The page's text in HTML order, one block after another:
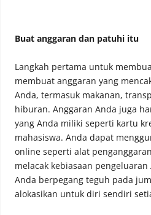
Buat anggaran dan patuhi itu
Langkah pertama untuk
membuat anggaran yang
Anda, termasuk makanan,
hiburan. Anggaran Anda juga
yang Anda miliki seperti kartu
mahasiswa. Anda dapat
online seperti alat
melacak kebiasaan
Anda berpegang teguh pada
alokasikan untuk diri sendiri